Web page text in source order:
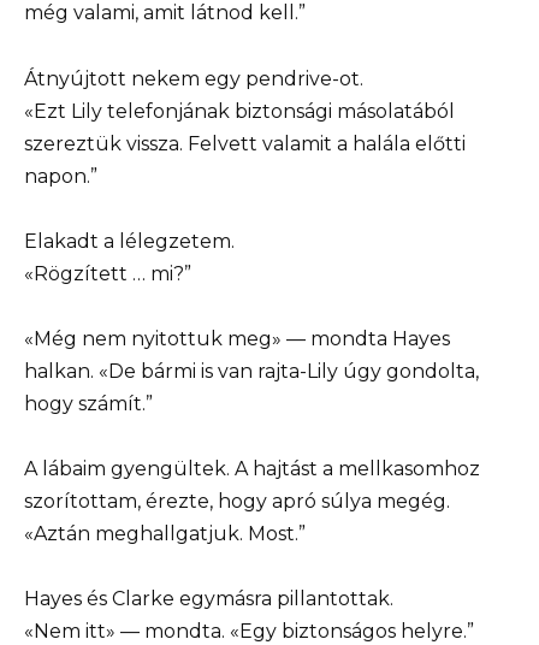
még valami, amit látnod kell.”
Átnyújtott nekem egy pendrive-ot.
«Ezt Lily telefonjának biztonsági másolatából
szereztük vissza. Felvett valamit a halála előtti
napon.”
Elakadt a lélegzetem.
«Rögzített … mi?”
«Még nem nyitottuk meg» — mondta Hayes
halkan. «De bármi is van rajta-Lily úgy gondolta,
hogy számít.”
A lábaim gyengültek. A hajtást a mellkasomhoz
szorítottam, érezte, hogy apró súlya megég.
«Aztán meghallgatjuk. Most.”
Hayes és Clarke egymásra pillantottak.
«Nem itt» — mondta. «Egy biztonságos helyre.”